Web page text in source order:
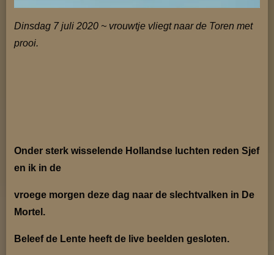
Dinsdag 7 juli 2020 ~ vrouwtje vliegt naar de Toren met
prooi.
Onder sterk wisselende Hollandse luchten reden Sjef
en ik in de
vroege morgen deze dag naar de slechtvalken in De
Mortel.
Beleef de Lente heeft de live beelden gesloten.